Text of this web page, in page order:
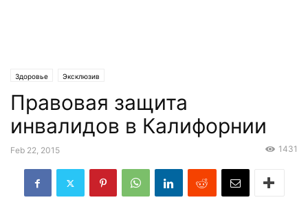
Здоровье Эксклюзив
Правовая защита
инвалидов в Калифорнии
Feb 22, 2015 1431